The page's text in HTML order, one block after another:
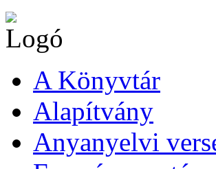
A Könyvtár
Alapítvány
Anyanyelvi